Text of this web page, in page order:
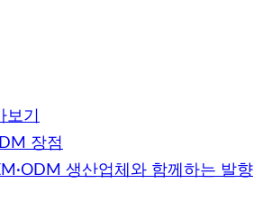
기
장점
생산업체와 함께하는 발향